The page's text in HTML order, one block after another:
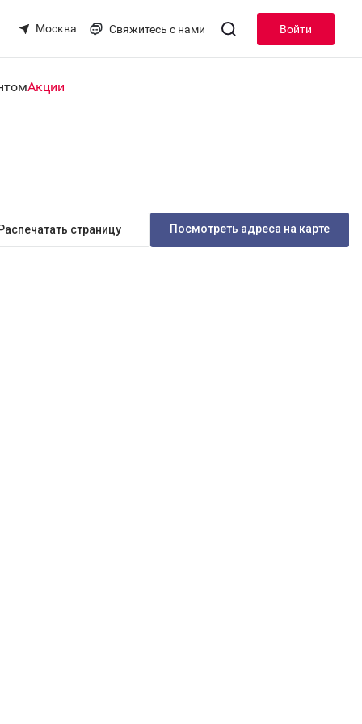
Москва Свяжитесь с нами Войти
Акции
страницу Посмотреть адреса на карте